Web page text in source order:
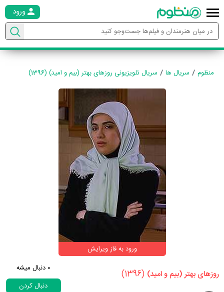
ورود
منظوم سریال ها سریال تلویزیونی روزهای بهتر (بیم و امید) (1396)
ورود به فاز ویرایش
‏روزهای بهتر (بیم و امید)‏ (1396)
0 دنبال میشه
دنبال کردن